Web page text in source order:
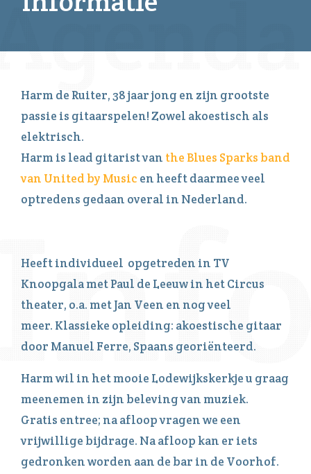
Harm de Ruiter, 38 jaar jong en zijn grootste
passie is gitaarspelen! Zowel akoestisch als
elektrisch.
Harm is lead gitarist van the Blues Sparks band
van United by Music en heeft daarmee veel
optredens gedaan overal in Nederland.
Heeft individueel opgetreden in TV
Knoopgala met Paul de Leeuw in het Circus
theater, o.a. met Jan Veen en nog veel
meer. Klassieke opleiding: akoestische gitaar
door Manuel Ferre, Spaans georiënteerd.
Harm wil in het mooie Lodewijkskerkje u graag
meenemen in zijn beleving van muziek.
Gratis entree; na afloop vragen we een
vrijwillige bijdrage. Na afloop kan er iets
gedronken worden aan de bar in de Voorhof.